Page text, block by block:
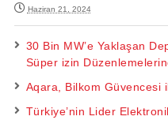
Haziran 21, 2024
30 Bin MW’e Yaklaşan
Süper izin
Aqara, Bilkom Güvencesi
Türkiye’nin Lider